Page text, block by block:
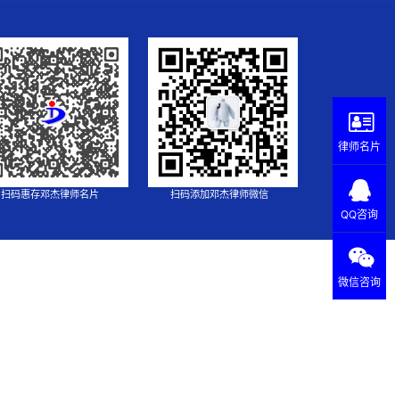
扫码惠存邓杰律师名片 扫码添加邓杰律师微信
律师名片
QQ咨询
微信咨询